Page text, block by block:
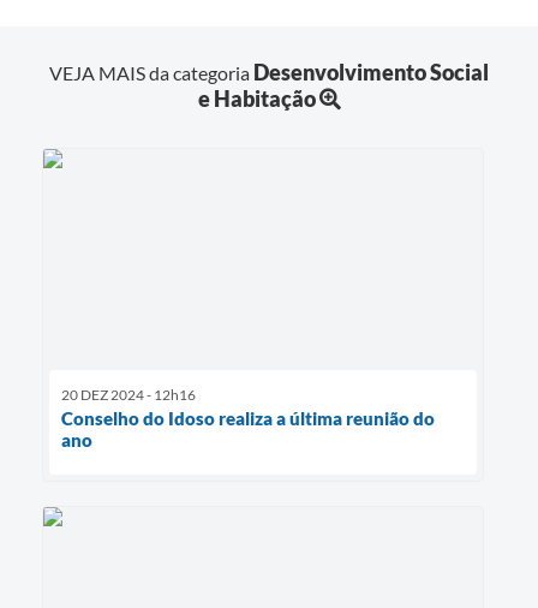
VEJA MAIS da categoria Desenvolvimento Social
e Habitação
20 DEZ 2024 - 12h16
Conselho do Idoso realiza a última reunião do
ano